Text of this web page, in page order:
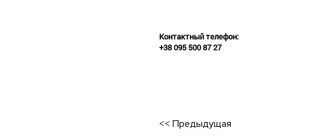
Контактный телефон:
+38 095 500 87 27
<< Предыдущая